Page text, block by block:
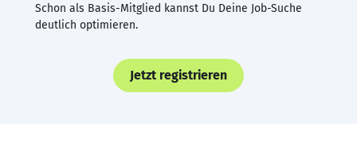
Schon als Basis-Mitglied kannst Du Deine Job-Suche
deutlich optimieren.
Jetzt registrieren